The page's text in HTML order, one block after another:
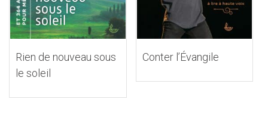
Rien de nouveau sous
le soleil
Conter l’Évangile